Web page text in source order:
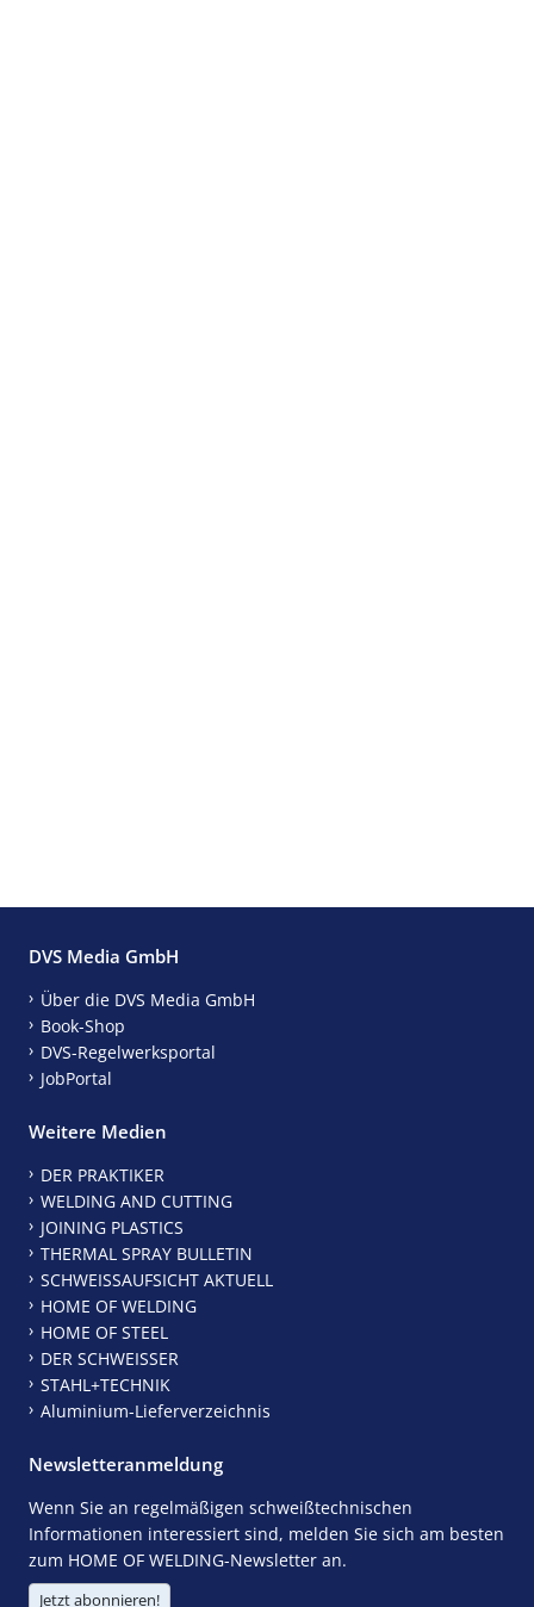
DVS Media GmbH
Über die DVS Media GmbH
Book-Shop
DVS-Regelwerksportal
JobPortal
Weitere Medien
DER PRAKTIKER
WELDING AND CUTTING
JOINING PLASTICS
THERMAL SPRAY BULLETIN
SCHWEISSAUFSICHT AKTUELL
HOME OF WELDING
HOME OF STEEL
DER SCHWEISSER
STAHL+TECHNIK
Aluminium-Lieferverzeichnis
Newsletteranmeldung
Wenn Sie an regelmäßigen schweißtechnischen
Informationen interessiert sind, melden Sie sich am besten
zum HOME OF WELDING-Newsletter an.
Jetzt abonnieren!